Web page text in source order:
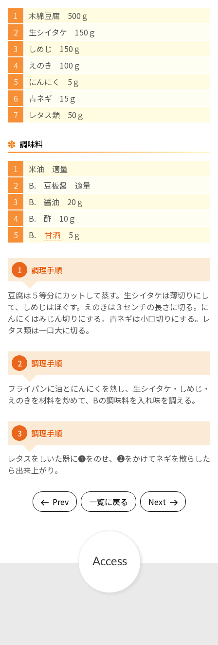
木綿豆腐 500ｇ
生シイタケ 150ｇ
しめじ 150ｇ
えのき 100ｇ
にんにく 5ｇ
青ネギ 15ｇ
レタス類 50ｇ
調味料
米油 適量
B. 豆板醤 適量
B. 醤油 20ｇ
B. 酢 10ｇ
B. 甘酒 5ｇ
1 調理手順
豆腐は５等分にカットして蒸す。生シイタケは薄切りにし
て、しめじはほぐす。えのきは３センチの長さに切る。に
んにくはみじん切りにする。青ネギは小口切りにする。レ
タス類は一口大に切る。
2 調理手順
フライパンに油とにんにくを熱し、生シイタケ・しめじ・
えのきを材料を炒めて、Bの調味料を入れ味を調える。
3 調理手順
レタスをしいた器に❶をのせ、❷をかけてネギを散らした
ら出来上がり。
Prev 一覧に戻る Next
‘さんルーム’ でさまざまな講座・クラス
遠方にお住まいで当院での出産を希望される方へ
医師プロフィール
English Page